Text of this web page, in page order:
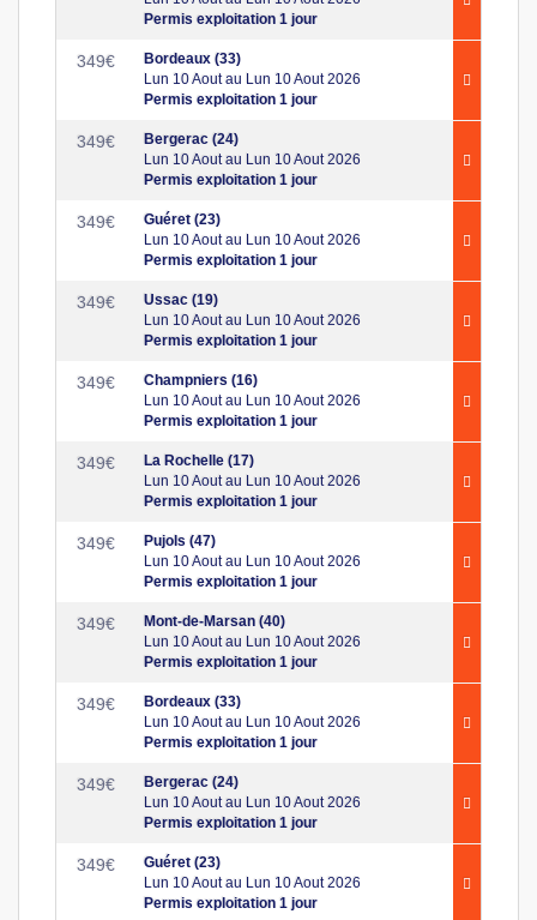
Permis exploitation 1 jour
349€
Bordeaux (33)
Lun 10 Aout au Lun 10 Aout 2026
Permis exploitation 1 jour
349€
Bergerac (24)
Lun 10 Aout au Lun 10 Aout 2026
Permis exploitation 1 jour
349€
Guéret (23)
Lun 10 Aout au Lun 10 Aout 2026
Permis exploitation 1 jour
349€
Ussac (19)
Lun 10 Aout au Lun 10 Aout 2026
Permis exploitation 1 jour
349€
Champniers (16)
Lun 10 Aout au Lun 10 Aout 2026
Permis exploitation 1 jour
349€
La Rochelle (17)
Lun 10 Aout au Lun 10 Aout 2026
Permis exploitation 1 jour
349€
Pujols (47)
Lun 10 Aout au Lun 10 Aout 2026
Permis exploitation 1 jour
349€
Mont-de-Marsan (40)
Lun 10 Aout au Lun 10 Aout 2026
Permis exploitation 1 jour
349€
Bordeaux (33)
Lun 10 Aout au Lun 10 Aout 2026
Permis exploitation 1 jour
349€
Bergerac (24)
Lun 10 Aout au Lun 10 Aout 2026
Permis exploitation 1 jour
349€
Guéret (23)
Lun 10 Aout au Lun 10 Aout 2026
Permis exploitation 1 jour